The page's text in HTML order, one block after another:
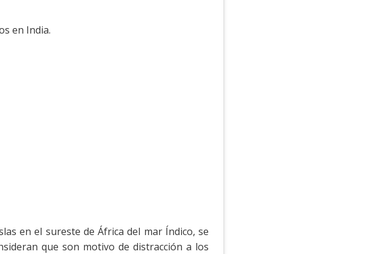
en India.
en el sureste de África del mar Índico, se
que son motivo de distracción a los